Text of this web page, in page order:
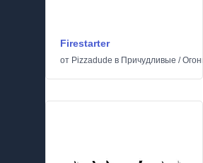
Firestarter
от Pizzadude в Причудливые /